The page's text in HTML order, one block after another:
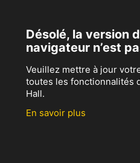
Désolé, la version
navigateur n’est
Veuillez mettre à jour
toutes les fonctionnalités
Hall.
En savoir plus